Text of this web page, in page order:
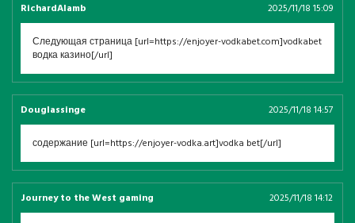
RichardAlamb 2025/11/18 15:09
Следующая страница [url=https://enjoyer-vodkabet.com]vodkabet
водка казино[/url]
Douglassinge 2025/11/18 14:57
содержание [url=https://enjoyer-vodka.art]vodka bet[/url]
Journey to the West gaming 2025/11/18 14:12